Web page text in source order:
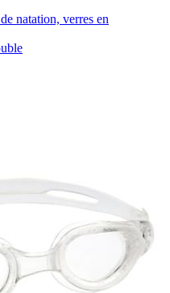
natation, verres en